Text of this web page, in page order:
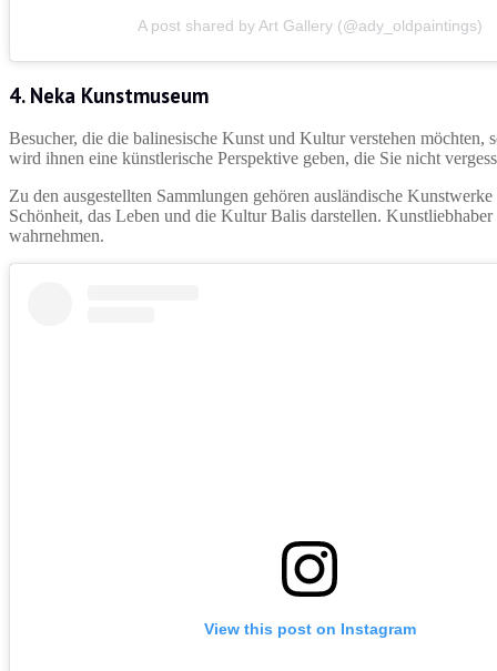
A post shared by Art Gallery (@ady_oldpaintings)
4. Neka Kunstmuseum
Besucher, die die balinesische Kunst und Kultur verstehen
wird ihnen eine künstlerische Perspektive geben, die Sie nicht
Zu den ausgestellten Sammlungen gehören ausländische
Schönheit, das Leben und die Kultur Balis darstellen.
wahrnehmen.
View this post on Instagram